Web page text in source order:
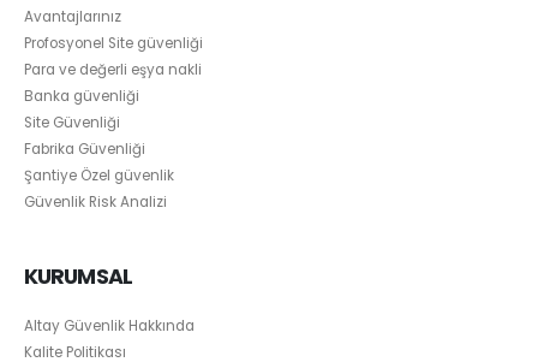
Avantajlarınız
Profosyonel Site güvenliği
Para ve değerli eşya nakli
Banka güvenliği
Site Güvenliği
Fabrika Güvenliği
Şantiye Özel güvenlik
Güvenlik Risk Analizi
KURUMSAL
Altay Güvenlik Hakkında
Kalite Politikası